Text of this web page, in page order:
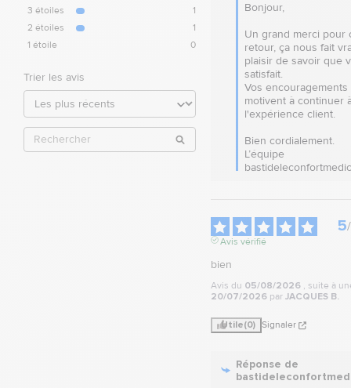
3 étoiles
1
2 étoiles
1
1 étoile 0
Trier les avis
Bonjour,
Un grand merci pour
retour, ça nous fait
plaisir de savoir que
satisfait.
Vos encouragements
motivent à continuer
l'expérience client.
Bien cordialement.
L’équipe
5/
Avis vérifié
bien
Avis du 05/08/2026 , suite à
20/07/2026 par JACQUES B.
Utile(0) Signaler
Réponse de